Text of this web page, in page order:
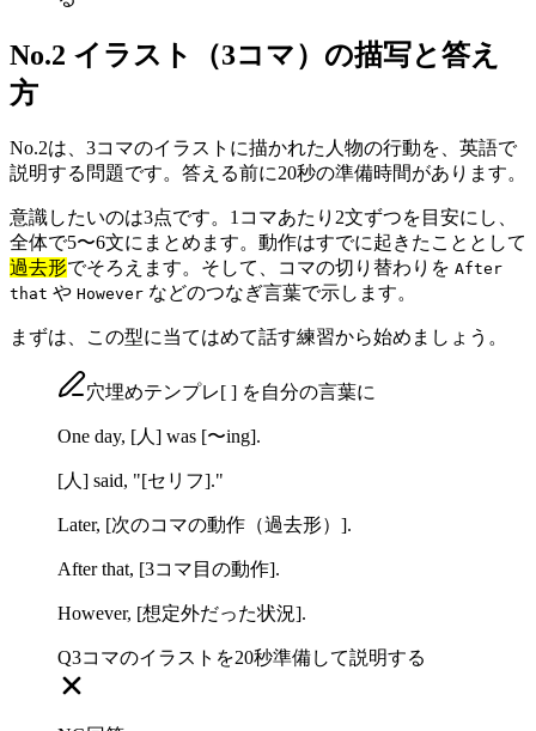
No.2 イラスト（3コマ）の描写と答え
方
No.2は、3コマのイラストに描かれた人物の行動を、英語で
説明する問題です。答える前に20秒の準備時間があります。
意識したいのは3点です。1コマあたり2文ずつを目安にし、
全体で5〜6文にまとめます。動作はすでに起きたこととして
過去形でそろえます。そして、コマの切り替わりを After
that や However などのつなぎ言葉で示します。
まずは、この型に当てはめて話す練習から始めましょう。
穴埋めテンプレ[ ] を自分の言葉に
One day, [人] was [〜ing].
[人] said, "[セリフ]."
Later, [次のコマの動作（過去形）].
After that, [3コマ目の動作].
However, [想定外だった状況].
Q3コマのイラストを20秒準備して説明する